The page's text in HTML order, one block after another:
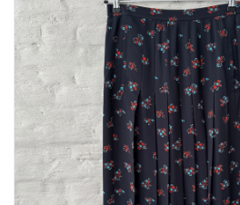
Cadeaubonnen
BRANDS
ABOUT US